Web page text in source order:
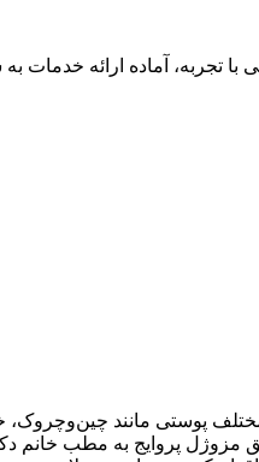
تجربه، آماده ارائه خدمات
پوستی مانند
پروایج به مطب خانم